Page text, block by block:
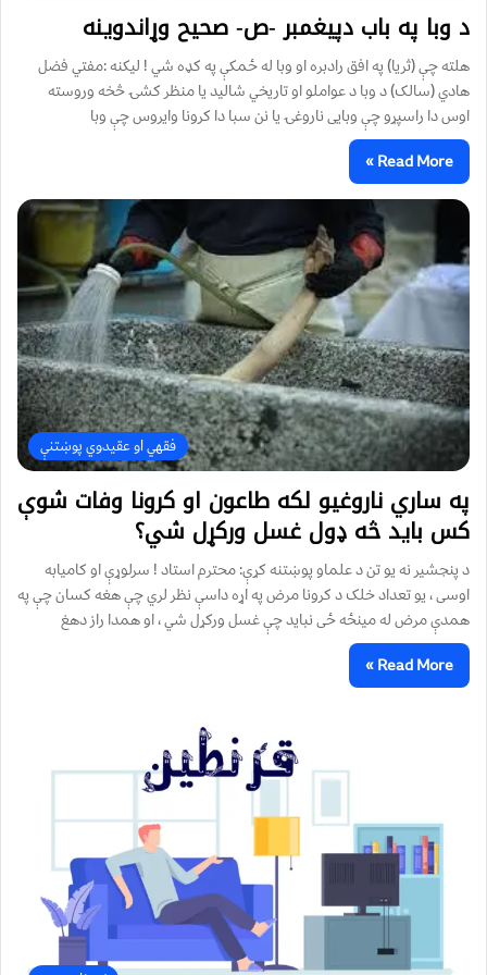
د وبا په باب دپیغمبر -ص- صحیح وړاندوینه
هلته چې (ثریا) په افق رادبره او وبا له ځمکې په کډه شي ! لیکنه :مفتي فضل
هادي (سالک) د وبا د عواملو او تاریخي شالید یا منظر کشۍ څخه وروسته
اوس دا راسپړو چې وبایی ناروغۍ یا نن سبا دا کرونا وایروس چې وبا
Read More »
فقهي او عقیدوي پوښتنې
په ساري ناروغیو لکه طاعون او کرونا وفات شوې
کس باید څه ډول غسل ورکړل شي؟
د پنجشیر نه یو تن د علماو پوښتنه کړې: محترم استاد ! سرلوړې او کامیابه
اوسی ، یو تعداد خلک د کرونا مرض په اړه داسې نظر لري چې هغه کسان چې په
همدې مرض له مینځه ځی نباید چې غسل ورکړل شي ، او همدا راز دهغ
Read More »